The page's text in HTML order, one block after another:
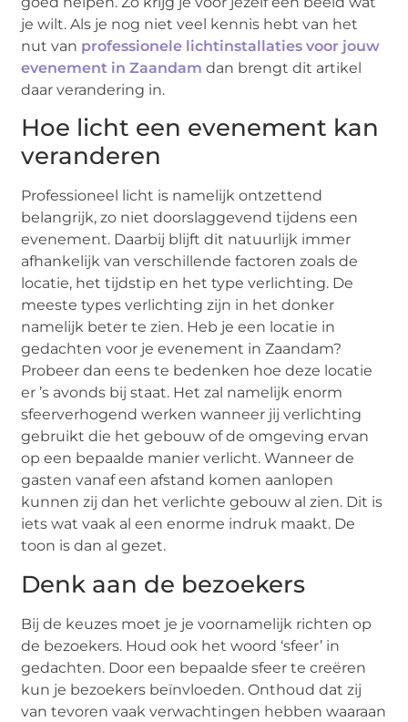
je wilt. Als je nog niet veel kennis hebt van het
nut van professionele lichtinstallaties voor jouw
evenement in Zaandamdan brengt dit artikel
daar verandering in.
Hoe licht een evenement kan
veranderen
Professioneel licht is namelijk ontzettend
belangrijk, zo niet doorslaggevend tijdens een
evenement. Daarbij blijft dit natuurlijk immer
afhankelijk van verschillende factoren zoals de
locatie, het tijdstip en het type verlichting. De
meeste types verlichting zijn in het donker
namelijk beter te zien. Heb je een locatie in
gedachten voor je evenement in Zaandam?
Probeer dan eens te bedenken hoe deze locatie
er ’s avonds bij staat. Het zal namelijk enorm
sfeerverhogend werken wanneer jij verlichting
gebruikt die het gebouw of de omgeving ervan
op een bepaalde manier verlicht. Wanneer de
gasten vanaf een afstand komen aanlopen
kunnen zij dan het verlichte gebouw al zien. Dit is
iets wat vaak al een enorme indruk maakt. De
toon is dan al gezet.
Denk aan de bezoekers
Bij de keuzes moet je je voornamelijk richten op
de bezoekers. Houd ook het woord ‘sfeer’ in
gedachten. Door een bepaalde sfeer te creëren
kun je bezoekers beïnvloeden. Onthoud dat zij
van tevoren vaak verwachtingen hebben waaraan